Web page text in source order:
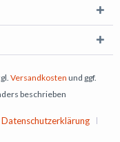
Versandkosten und ggf.
beschrieben
Datenschutzerklärung